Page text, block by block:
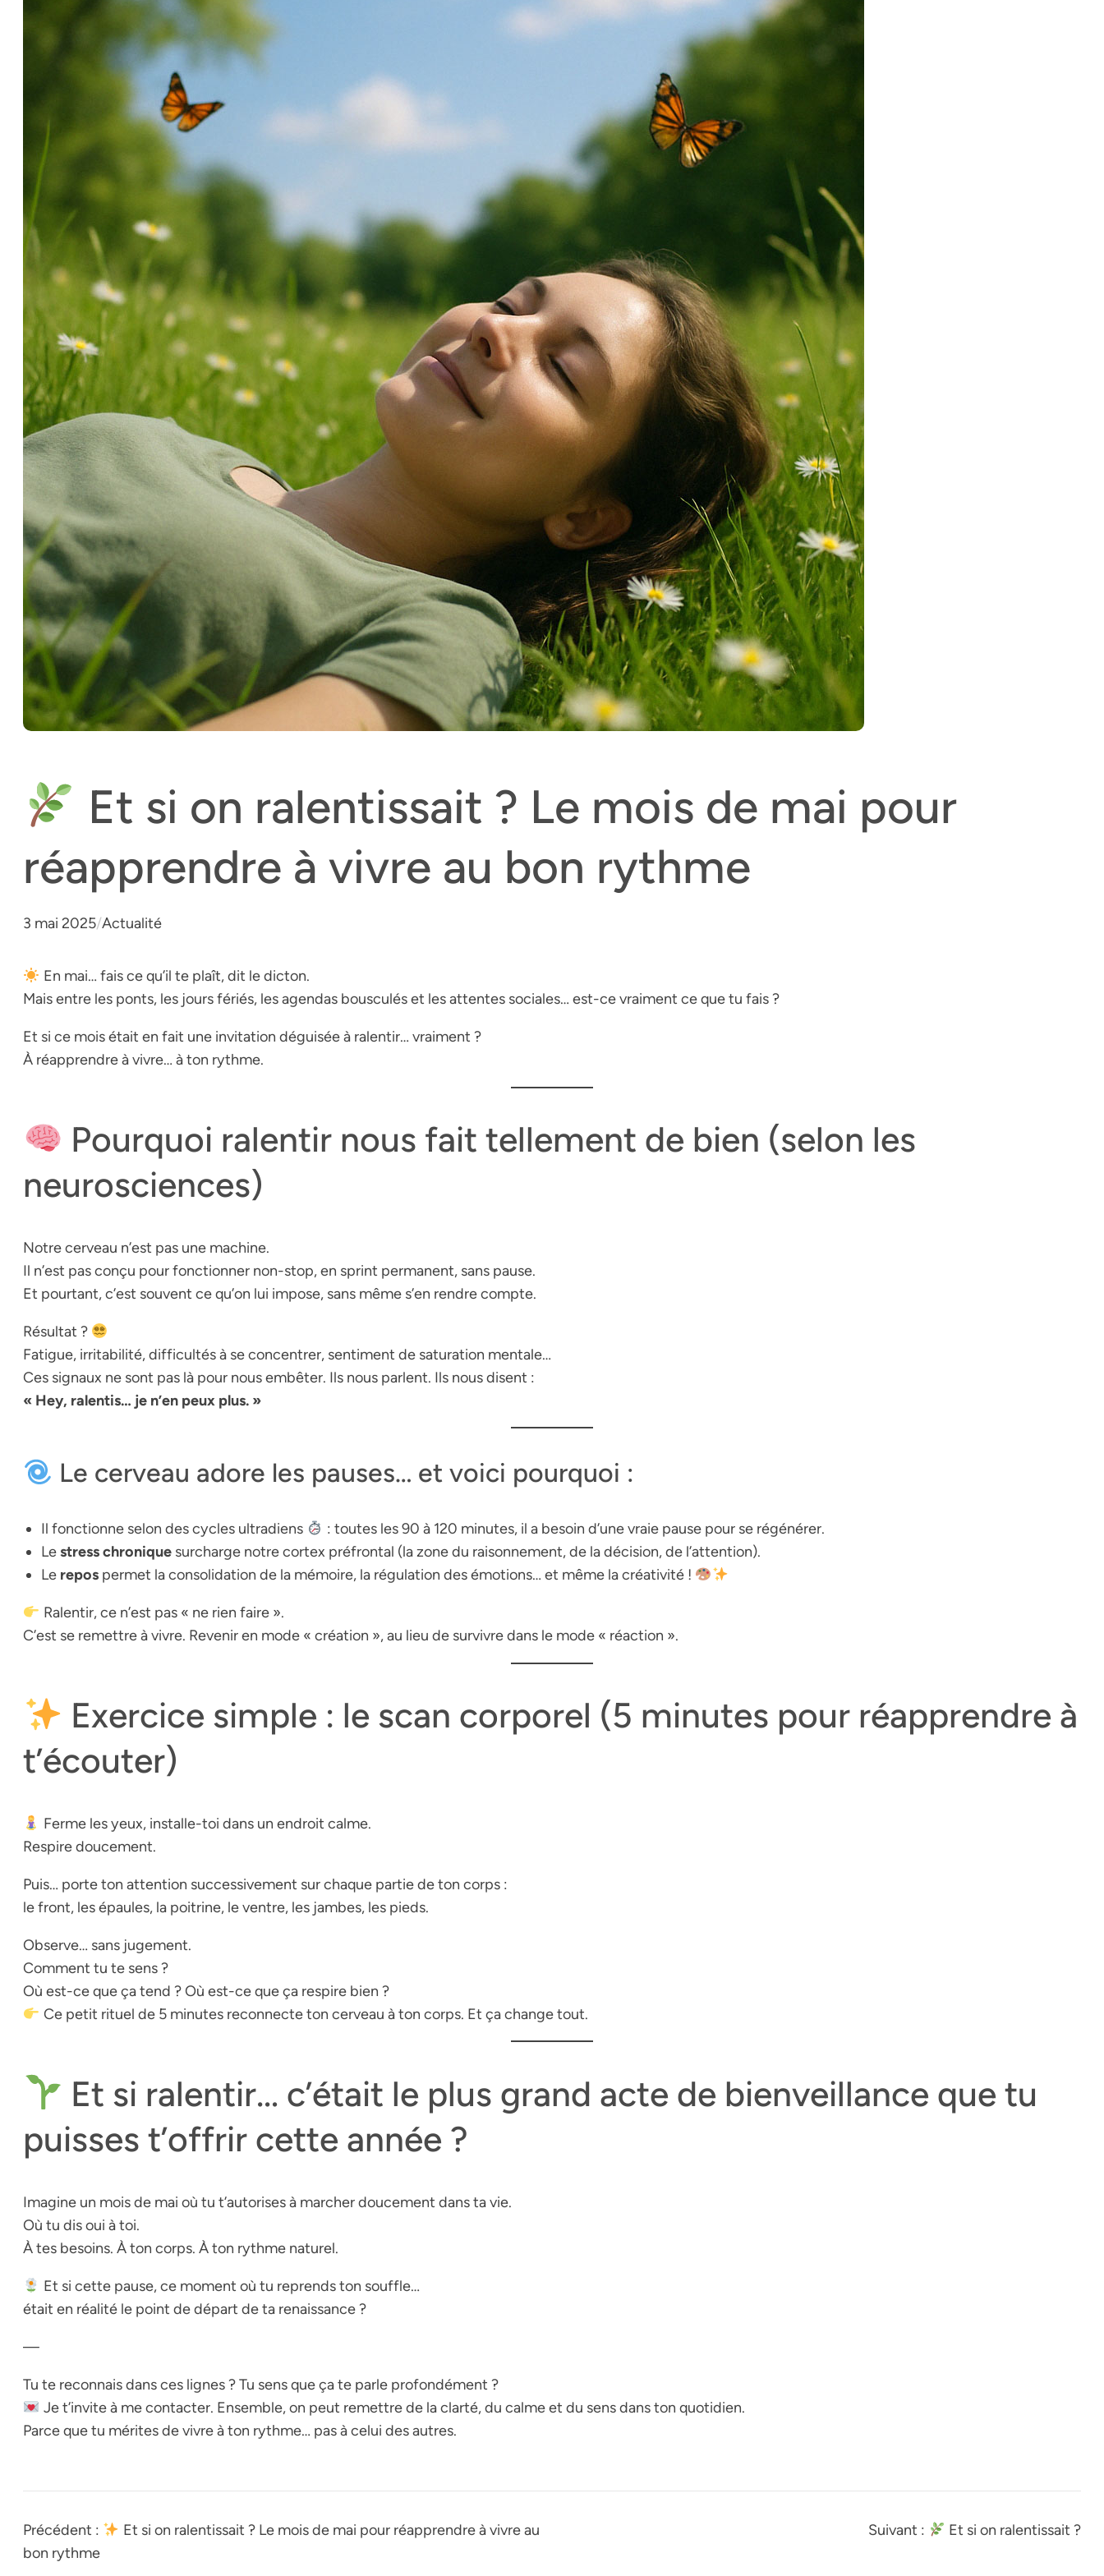
Et si on ralentissait ? Le mois de mai pour
réapprendre à vivre au bon rythme
3 mai 2025/Actualité
En mai… fais ce qu’il te plaît, dit le dicton.
Mais entre les ponts, les jours fériés, les agendas bousculés et les attentes sociales… est-ce vraiment ce que tu fais ?
Et si ce mois était en fait une invitation déguisée à ralentir… vraiment ?
À réapprendre à vivre… à ton rythme.
Pourquoi ralentir nous faittellement de bien (selon les
neurosciences)
Notre cerveau n’est pas une machine.
Il n’est pas conçu pour fonctionner non-stop, en sprint permanent, sans pause.
Et pourtant, c’est souvent ce qu’on lui impose, sans même s’en rendre compte.
Résultat ?
Fatigue, irritabilité, difficultés à se concentrer, sentiment de saturation mentale…
Ces signaux ne sont pas là pour nous embêter. Ils nous parlent. Ils nous disent :
« Hey, ralentis… je n’en peux plus. »
Le cerveau adore les pauses… et voici pourquoi :
Il fonctionne selon descycles ultradiens
: toutes les 90 à 120 minutes, il a besoin d’une vraie pause pour se régénérer.
Lestress chronique surcharge notre cortex préfrontal (la zone du raisonnement, de la décision, de l’attention).
Le repos permet la consolidation de la mémoire, la régulation des émotions… et même la créativité !
Ralentir, ce n’est pas « ne rien faire ».
C’est se remettre à vivre. Revenir en mode « création », au lieu de survivre dans le mode « réaction ».
Exercice simple : le scan corporel (5 minutes pour réapprendre à
t’écouter)
Ferme les yeux, installe-toi dans un endroit calme.
Respire doucement.
Puis… porte ton attention successivement sur chaque partie de ton corps :
le front, les épaules, la poitrine, le ventre, les jambes, les pieds.
Observe… sans jugement.
Comment tu te sens ?
Où est-ce que ça tend ? Où est-ce que ça respire bien ?
Ce petit rituel de 5 minutes reconnecte ton cerveau à ton corps. Et ça changetout.
Et si ralentir… c’était le plus grand acte de bienveillance que tu
puisses t’offrir cette année ?
Imagine un mois de mai où tu t’autorises à marcher doucement dans ta vie.
Où tu disoui à toi.
À tes besoins. À ton corps. À ton rythme naturel.
Et si cette pause, ce moment où tu reprends ton souffle…
était en réalité le point de départ de ta renaissance ?
—
Tu te reconnais dans ces lignes ? Tu sens que ça te parle profondément ?
Je t’invite à me contacter. Ensemble, on peut remettre de la clarté, du calme et du sens dans ton quotidien.
Parce que tu méritesde vivre à ton rythme… pas à celui des autres.
Précédent :
Et si on ralentissait ? Le mois de mai pour réapprendre à vivre au
bon rythme
Suivant : Et si on ralentissait ?